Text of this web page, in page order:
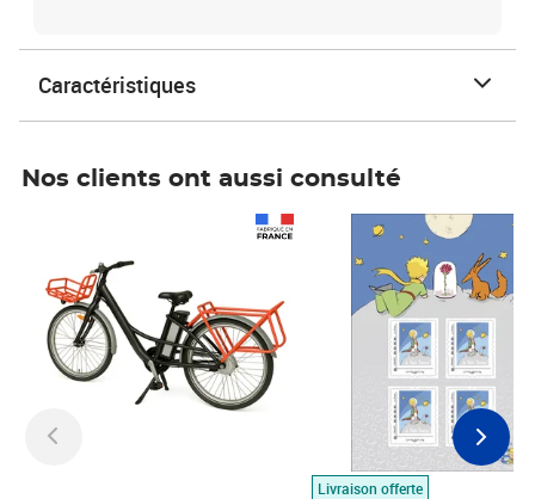
Caractéristiques
Nos clients ont aussi consulté
Livraison offerte
Prix 7,50€